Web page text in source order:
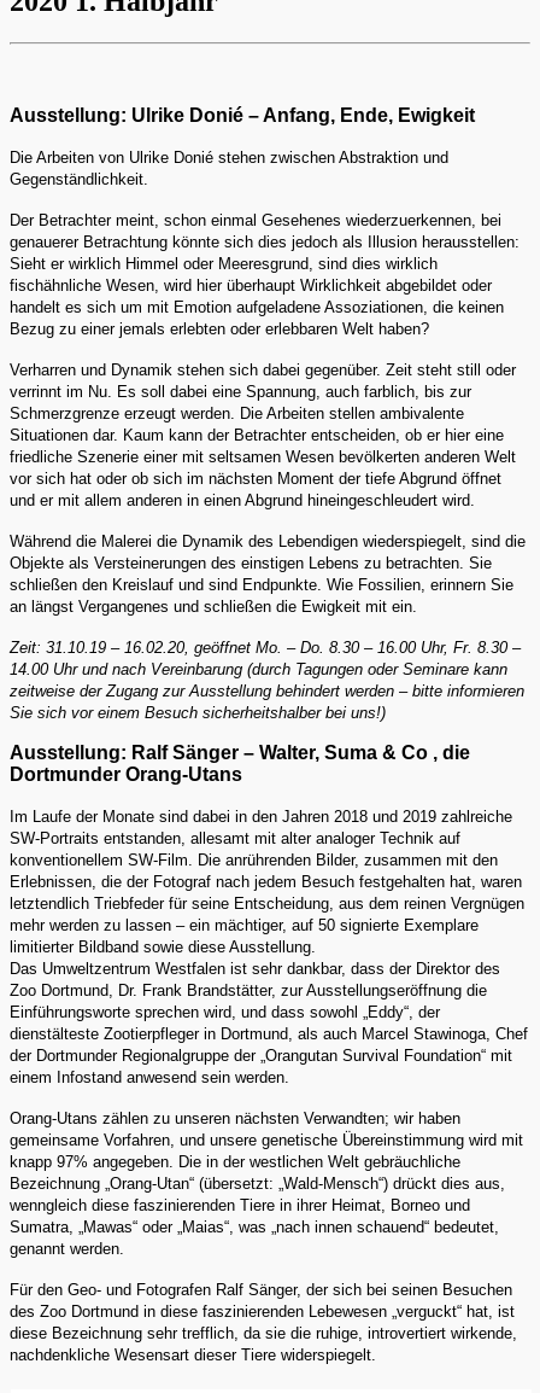
Ausstellung: Ulrike Donié – Anfang, Ende, Ewigkeit
Die Arbeiten von Ulrike Donié stehen zwischen Abstraktion und
Gegenständlichkeit.
Der Betrachter meint, schon einmal Gesehenes wiederzuerkennen, bei
genauerer Betrachtung könnte sich dies jedoch als Illusion herausstellen:
Sieht er wirklich Himmel oder Meeresgrund, sind dies wirklich
fischähnliche Wesen, wird hier überhaupt Wirklichkeit abgebildet oder
handelt es sich um mit Emotion aufgeladene Assoziationen, die keinen
Bezug zu einer jemals erlebten oder erlebbaren Welt haben?
Verharren und Dynamik stehen sich dabei gegenüber. Zeit steht still oder
verrinnt im Nu. Es soll dabei eine Spannung, auch farblich, bis zur
Schmerzgrenze erzeugt werden. Die Arbeiten stellen ambivalente
Situationen dar. Kaum kann der Betrachter entscheiden, ob er hier eine
friedliche Szenerie einer mit seltsamen Wesen bevölkerten anderen Welt
vor sich hat oder ob sich im nächsten Moment der tiefe Abgrund öffnet
und er mit allem anderen in einen Abgrund hineingeschleudert wird.
Während die Malerei die Dynamik des Lebendigen wiederspiegelt, sind die
Objekte als Versteinerungen des einstigen Lebens zu betrachten. Sie
schließen den Kreislauf und sind Endpunkte. Wie Fossilien, erinnern Sie
an längst Vergangenes und schließen die Ewigkeit mit ein.
Zeit: 31.10.19 – 16.02.20, geöffnet Mo. – Do. 8.30 – 16.00 Uhr, Fr. 8.30 –
14.00 Uhr und nach Vereinbarung (durch Tagungen oder Seminare kann
zeitweise der Zugang zur Ausstellung behindert werden – bitte informieren
Sie sich vor einem Besuch sicherheitshalber bei uns!)
Ausstellung: Ralf Sänger – Walter, Suma & Co , die
Dortmunder Orang-Utans
Im Laufe der Monate sind dabei in den Jahren 2018 und 2019 zahlreiche
SW-Portraits entstanden, allesamt mit alter analoger Technik auf
konventionellem SW-Film. Die anrührenden Bilder, zusammen mit den
Erlebnissen, die der Fotograf nach jedem Besuch festgehalten hat, waren
letztendlich Triebfeder für seine Entscheidung, aus dem reinen Vergnügen
mehr werden zu lassen – ein mächtiger, auf 50 signierte Exemplare
limitierter Bildband sowie diese Ausstellung.
Das Umweltzentrum Westfalen ist sehr dankbar, dass der Direktor des
Zoo Dortmund, Dr. Frank Brandstätter, zur Ausstellungseröffnung die
Einführungsworte sprechen wird, und dass sowohl „Eddy“, der
dienstälteste Zootierpfleger in Dortmund, als auch Marcel Stawinoga, Chef
der Dortmunder Regionalgruppe der „Orangutan Survival Foundation“ mit
einem Infostand anwesend sein werden.
Orang-Utans zählen zu unseren nächsten Verwandten; wir haben
gemeinsame Vorfahren, und unsere genetische Übereinstimmung wird mit
knapp 97% angegeben. Die in der westlichen Welt gebräuchliche
Bezeichnung „Orang-Utan“ (übersetzt: „Wald-Mensch“) drückt dies aus,
wenngleich diese faszinierenden Tiere in ihrer Heimat, Borneo und
Sumatra, „Mawas“ oder „Maias“, was „nach innen schauend“ bedeutet,
genannt werden.
Für den Geo- und Fotografen Ralf Sänger, der sich bei seinen Besuchen
des Zoo Dortmund in diese faszinierenden Lebewesen „verguckt“ hat, ist
diese Bezeichnung sehr trefflich, da sie die ruhige, introvertiert wirkende,
nachdenkliche Wesensart dieser Tiere widerspiegelt.